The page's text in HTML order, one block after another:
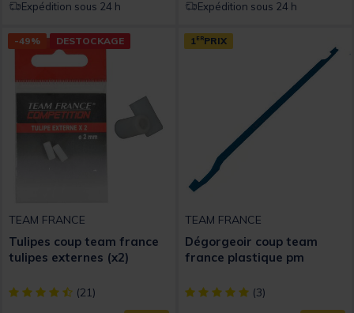
Expédition sous 24 h Expédition sous 24 h
-49% DESTOCKAGE
TEAM FRANCE
Tulipes coup team france
tulipes externes (x2)
[object Object] out of 5 Customer Rating
(21)
1 ERPRIX
TEAM FRANCE
Dégorgeoir coup team
france plastique pm
[object Object] out of 5
(3)